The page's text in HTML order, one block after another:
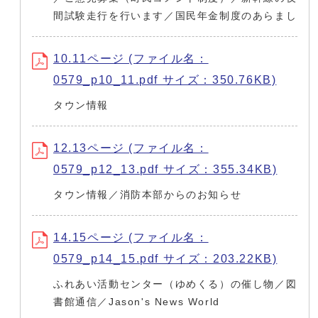
間試験走行を行います／国民年金制度のあらまし
10.11ページ (ファイル名：
0579_p10_11.pdf サイズ：350.76KB)
タウン情報
12.13ページ (ファイル名：
0579_p12_13.pdf サイズ：355.34KB)
タウン情報／消防本部からのお知らせ
14.15ページ (ファイル名：
0579_p14_15.pdf サイズ：203.22KB)
ふれあい活動センター（ゆめくる）の催し物／図
書館通信／Jason's News World